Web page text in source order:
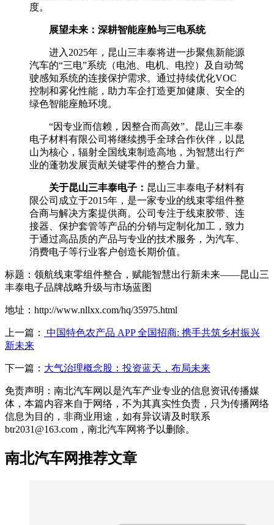
度。
展望未来：深耕智能座舱与三电系统
进入2025年，昆山三丰泰将进一步聚焦新能源
汽车的“三电”系统（电池、电机、电控）及自动驾
驶感知系统的连接保护需求。通过持续优化VOC
控制和雾化性能，助力车企打造更加健康、安全的
绿色智能座舱环境。
“因专业而信赖，因整合而高效”。昆山三丰泰
电子材料有限公司将继续携手全球合作伙伴，以昆
山为核心，辐射全国线束制造高地，为智慧出行产
业的蓬勃发展贡献关键零件的整合力量。
关于昆山三丰泰电子： 昆山三丰泰电子材料有
限公司成立于2015年，是一家专业的线束零组件整
合商与解决方案提供商。公司专注于线束胶带、连
接器、保护套管等产品的分销与定制化加工，致力
于通过高品质的产品与专业的技术服务，为汽车、
消费电子等行业客户创造长期价值。
标题：领航线束零组件整合，赋能智慧出行新未来——昆山三
丰泰电子品牌战略升级与市场蓝图
地址：http://www.nllxx.com/hq/35975.html
上一篇：
中国特色农产品 APP 全国招商: 携手共筑乡村振兴
新未来
下一篇： 大气治理概念股：投资蓝天，布局未来
免责声明：南北汽车网以是汽车产业专业的信息资讯传播媒
体，本篇内容来自于网络，不为其真实性负责，只为传播网络
信息为目的，非商业用途，如有异议请及时联系
btr2031@163.com，南北汽车网将予以删除。
南北汽车网推荐文章